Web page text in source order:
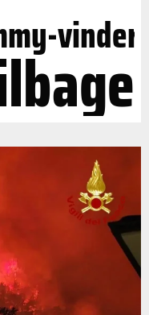
vinder